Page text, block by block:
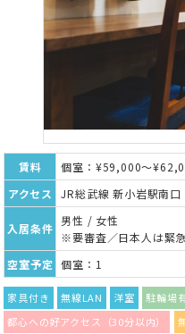
賃料
個室：¥59,000～
アクセス
JR総武線 新小岩駅南
入居条件
男性 / 女性
※要審査／日本人は緊
空室予定 個室：1
家具付き 無線LAN 洋室 駐輪場
都心への好アクセス（30分以内）